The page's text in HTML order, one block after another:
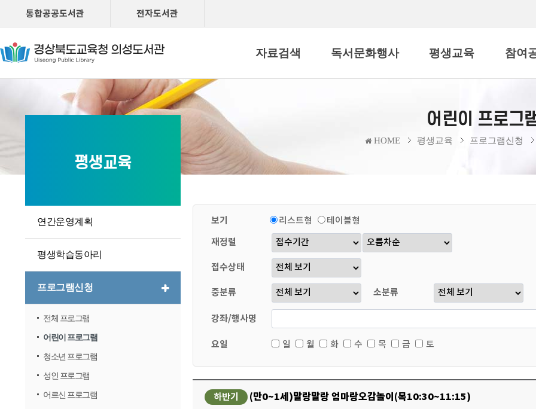
통합공공도서관 전자도서관
자료검색 독서문화행사 평생교육 참여
어린이 프로그
HOME 평생교육 프로그램신청
평생교육
연간운영계획
평생학습동아리
프로그램신청
전체 프로그램
어린이 프로그램
청소년 프로그램
성인 프로그램
어르신 프로그램
보기 리스트형
테이블형
재정렬
접수상태
중분류 소분류
강좌/행사명
요일 일 월 화 수 목 금 토
하반기 (만0~1세)말랑말랑 엄마랑오감놀이(목10:30~11:15)